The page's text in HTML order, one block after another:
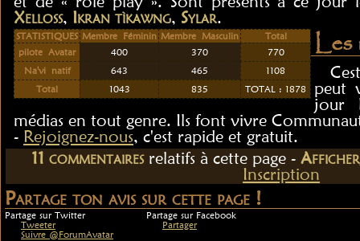
Xelloss, Ikran tìkawng, Sylar.
STATISTIQUES Membre Féminin Membre Masculin
Total
pilote Avatar
400 370
770
Na'vi natif
643 465
1108
Total
1043 835 TOTAL : 1878
Les
peut
jour
médias en tout genre. Ils font vivre
- Rejoignez-nous, c'est rapide et gratuit.
11 commentairesrelatifsà cette page -
Inscription
Partage ton avis sur cette page !
Partage sur Twitter
Partage sur Facebook
Tweeter
Suivre @ForumAvatar
Partager